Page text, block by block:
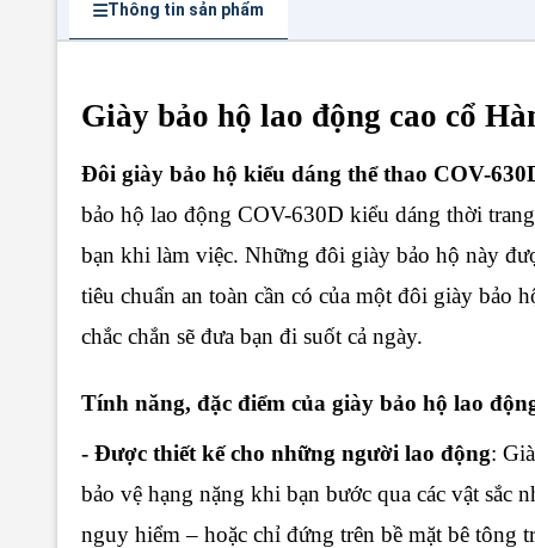
Thông tin sản phẩm
Giày bảo hộ lao động cao cổ
Đôi giày bảo hộ kiểu dáng thể thao COV-
bảo hộ lao động COV-630D kiểu dáng thời
bạn khi làm việc. Những đôi giày bảo hộ này
tiêu chuẩn an toàn cần có của một đôi giày bảo
chắc chắn sẽ đưa bạn đi suốt cả ngày.
Tính năng, đặc điểm của giày bảo hộ lao
- Được thiết kế cho những người lao động:
bảo vệ hạng nặng khi bạn bước qua các vật sắc
nguy hiểm – hoặc chỉ đứng trên bề mặt bê tông